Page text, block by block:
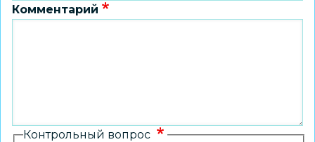
Комментарий
Контрольный вопрос